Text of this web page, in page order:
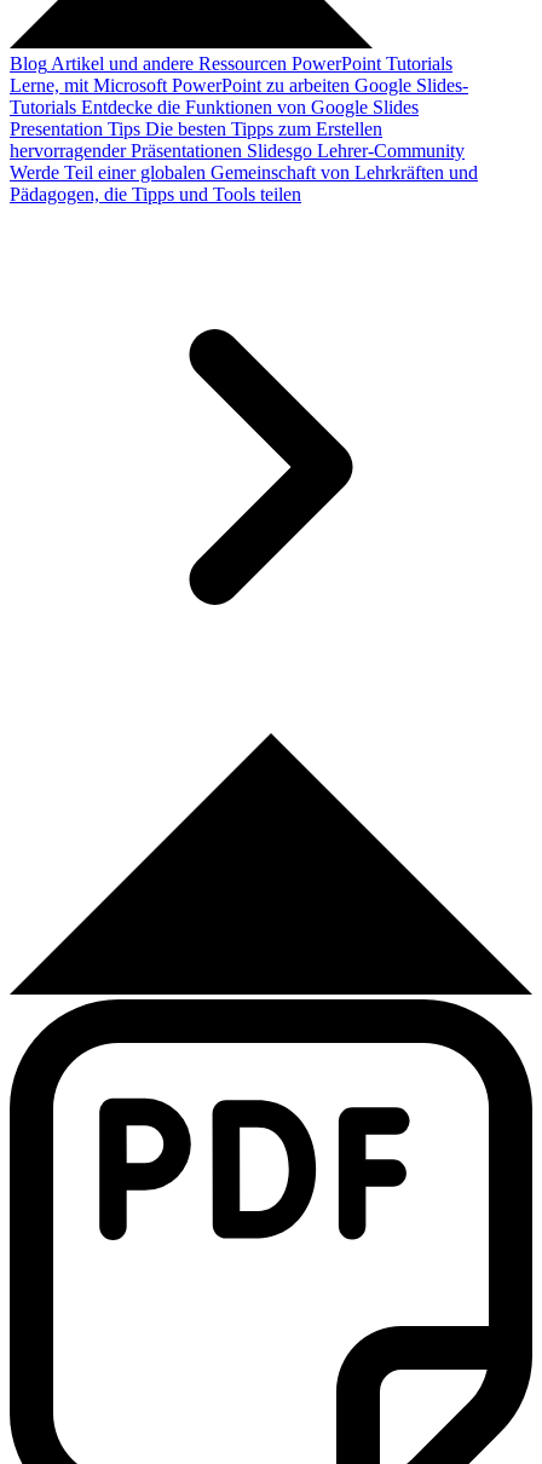
Blog Artikel und andere Ressourcen PowerPoint Tutorials
Lerne, mit Microsoft PowerPoint zu arbeiten Google Slides-
Tutorials Entdecke die Funktionen von Google Slides
Presentation Tips Die besten Tipps zum Erstellen
hervorragender Präsentationen Slidesgo Lehrer-Community
Werde Teil einer globalen Gemeinschaft von Lehrkräften und
Pädagogen, die Tipps und Tools teilen